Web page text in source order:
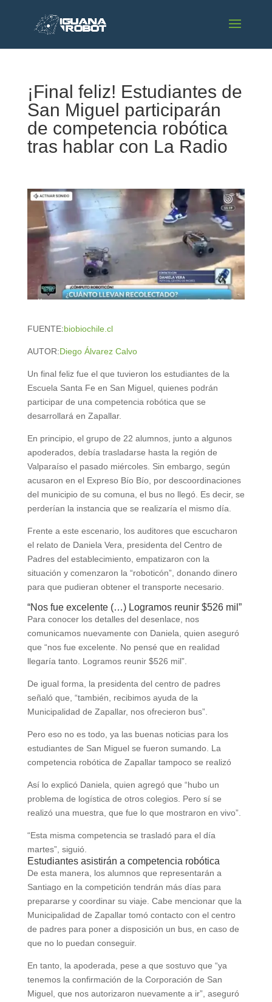
¡Final feliz! Estudiantes de
San Miguel participarán
de competencia robótica
tras hablar con La Radio
FUENTE:biobiochile.cl
AUTOR:Diego Álvarez Calvo
Un final feliz fue el que tuvieron los estudiantes de la
Escuela Santa Fe en San Miguel, quienes podrán
participar de una competencia robótica que se
desarrollará en Zapallar.
En principio, el grupo de 22 alumnos, junto a algunos
apoderados, debía trasladarse hasta la región de
Valparaíso el pasado miércoles. Sin embargo, según
acusaron en el Expreso Bío Bío, por descoordinaciones
del municipio de su comuna, el bus no llegó. Es decir, se
perderían la instancia que se realizaría el mismo día.
Frente a este escenario, los auditores que escucharon
el relato de Daniela Vera, presidenta del Centro de
Padres del establecimiento, empatizaron con la
situación y comenzaron la “roboticón”, donando dinero
para que pudieran obtener el transporte necesario.
“Nos fue excelente (…) Logramos reunir $526 mil”
Para conocer los detalles del desenlace, nos
comunicamos nuevamente con Daniela, quien aseguró
que “nos fue excelente. No pensé que en realidad
llegaría tanto. Logramos reunir $526 mil”.
De igual forma, la presidenta del centro de padres
señaló que, “también, recibimos ayuda de la
Municipalidad de Zapallar, nos ofrecieron bus”.
Pero eso no es todo, ya las buenas noticias para los
estudiantes de San Miguel se fueron sumando. La
competencia robótica de Zapallar tampoco se realizó
Así lo explicó Daniela, quien agregó que “hubo un
problema de logística de otros colegios. Pero sí se
realizó una muestra, que fue lo que mostraron en vivo”.
“Esta misma competencia se trasladó para el día
martes”, siguió.
Estudiantes asistirán a competencia robótica
De esta manera, los alumnos que representarán a
Santiago en la competición tendrán más días para
prepararse y coordinar su viaje. Cabe mencionar que la
Municipalidad de Zapallar tomó contacto con el centro
de padres para poner a disposición un bus, en caso de
que no lo puedan conseguir.
En tanto, la apoderada, pese a que sostuvo que “ya
tenemos la confirmación de la Corporación de San
Miguel, que nos autorizaron nuevamente a ir”, aseguró